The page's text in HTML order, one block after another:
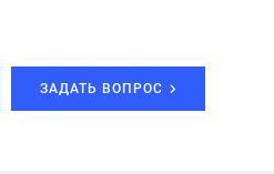
ЗАДАТЬ ВОПРОС